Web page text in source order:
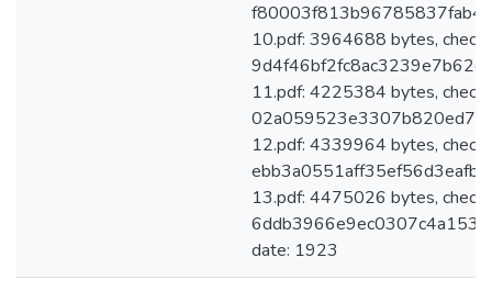
10.pdf: 3964688 bytes,
11.pdf: 4225384 bytes,
12.pdf: 4339964 bytes,
13.pdf: 4475026 bytes,
date: 1923